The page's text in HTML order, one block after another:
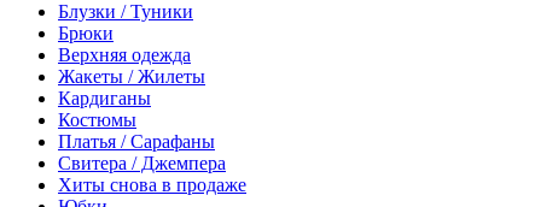
Блузки / Туники
Брюки
Верхняя одежда
Жакеты / Жилеты
Кардиганы
Костюмы
Платья / Сарафаны
Свитера / Джемпера
Хиты снова в продаже